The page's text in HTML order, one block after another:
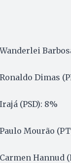
Ronaldo Dimas
Irajá (PSD): 8%
Paulo Mourão
Carmen Hannud